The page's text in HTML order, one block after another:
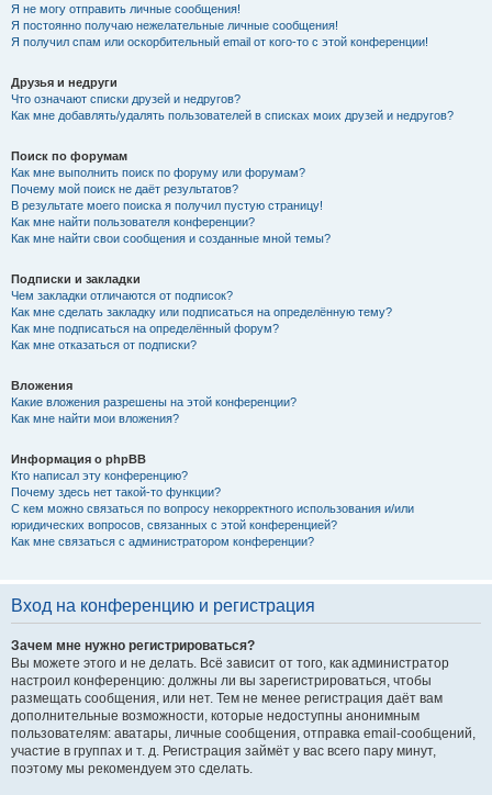
Я не могу отправить личные сообщения!
Я постоянно получаю нежелательные личные сообщения!
Я получил спам или оскорбительный email от кого-то с этой конференции!
Друзья и недруги
Что означают списки друзей и недругов?
Как мне добавлять/удалять пользователей в списках моих друзей и недругов?
Поиск по форумам
Как мне выполнить поиск по форуму или форумам?
Почему мой поиск не даёт результатов?
В результате моего поиска я получил пустую страницу!
Как мне найти пользователя конференции?
Как мне найти свои сообщения и созданные мной темы?
Подписки и закладки
Чем закладки отличаются от подписок?
Как мне сделать закладку или подписаться на определённую тему?
Как мне подписаться на определённый форум?
Как мне отказаться от подписки?
Вложения
Какие вложения разрешены на этой конференции?
Как мне найти мои вложения?
Информация о phpBB
Кто написал эту конференцию?
Почему здесь нет такой-то функции?
С кем можно связаться по вопросу некорректного использования и/или
юридических вопросов, связанных с этой конференцией?
Как мне связаться с администратором конференции?
Вход на конференцию и регистрация
Зачем мне нужно регистрироваться?
Вы можете этого и не делать. Всё зависит от того, как администратор
настроил конференцию: должны ли вы зарегистрироваться, чтобы
размещать сообщения, или нет. Тем не менее регистрация даёт вам
дополнительные возможности, которые недоступны анонимным
пользователям: аватары, личные сообщения, отправка email-сообщений,
участие в группах и т. д. Регистрация займёт у вас всего пару минут,
поэтому мы рекомендуем это сделать.